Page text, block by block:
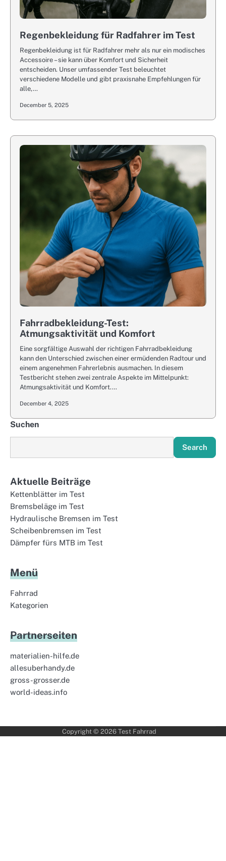
Regenbekleidung für Radfahrer im Test
Regenbekleidung ist für Radfahrer mehr als nur ein modisches
Accessoire – sie kann über Komfort und Sicherheit
entscheiden. Unser umfassender Test beleuchtet
verschiedene Modelle und gibt praxisnahe Empfehlungen für
alle,…
December 5, 2025
Fahrradbekleidung-Test:
Atmungsaktivität und Komfort
Eine sorgfältige Auswahl der richtigen Fahrradbekleidung
kann den Unterschied zwischen einer ermüdenden Radtour und
einem angenehmen Fahrerlebnis ausmachen. In diesem
Testbericht stehen zwei zentrale Aspekte im Mittelpunkt:
Atmungsaktivität und Komfort.…
December 4, 2025
Suchen
Search
Aktuelle Beiträge
Kettenblätter im Test
Bremsbeläge im Test
Hydraulische Bremsen im Test
Scheibenbremsen im Test
Dämpfer fürs MTB im Test
Menü
Fahrrad
Kategorien
Partnerseiten
materialien-hilfe.de
allesuberhandy.de
gross-grosser.de
world-ideas.info
Copyright © 2026 Test Fahrrad